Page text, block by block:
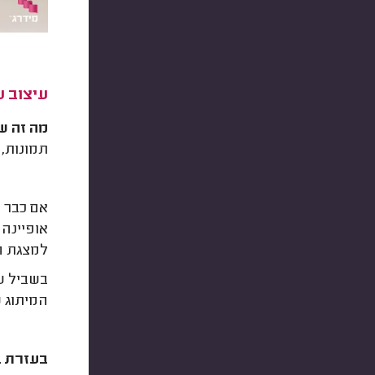
עיצוב
מה זה
אם
למצגת
בשביל
בעזרת